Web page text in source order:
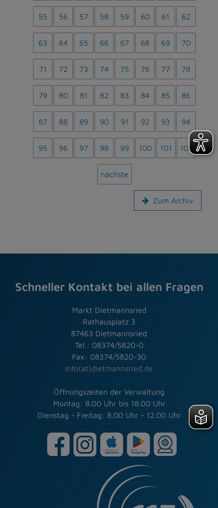
55 56 57 58 59 60 61 62
63 64 65 66 67 68 69 70
71 72 73 74 75 76 77 78
79 80 81 82 83 84 85 86
87 88 89 90 91 92 93 94
95 96 97 98 99 100 101 102
nächste
Zum Archiv
Schneller Kontakt bei allen Fragen
Markt Dietmannsried
Rathausplatz 3
87463 Dietmannsried
Tel.: 08374/5820-0
Fax: 08374/5820-30
info(at)dietmannsried.de
Öffnungszeiten der Verwaltung
Montag: 8.00 Uhr bis 18.00 Uhr
Dienstag - Freitag: 8.00 Uhr - 12.00 Uhr